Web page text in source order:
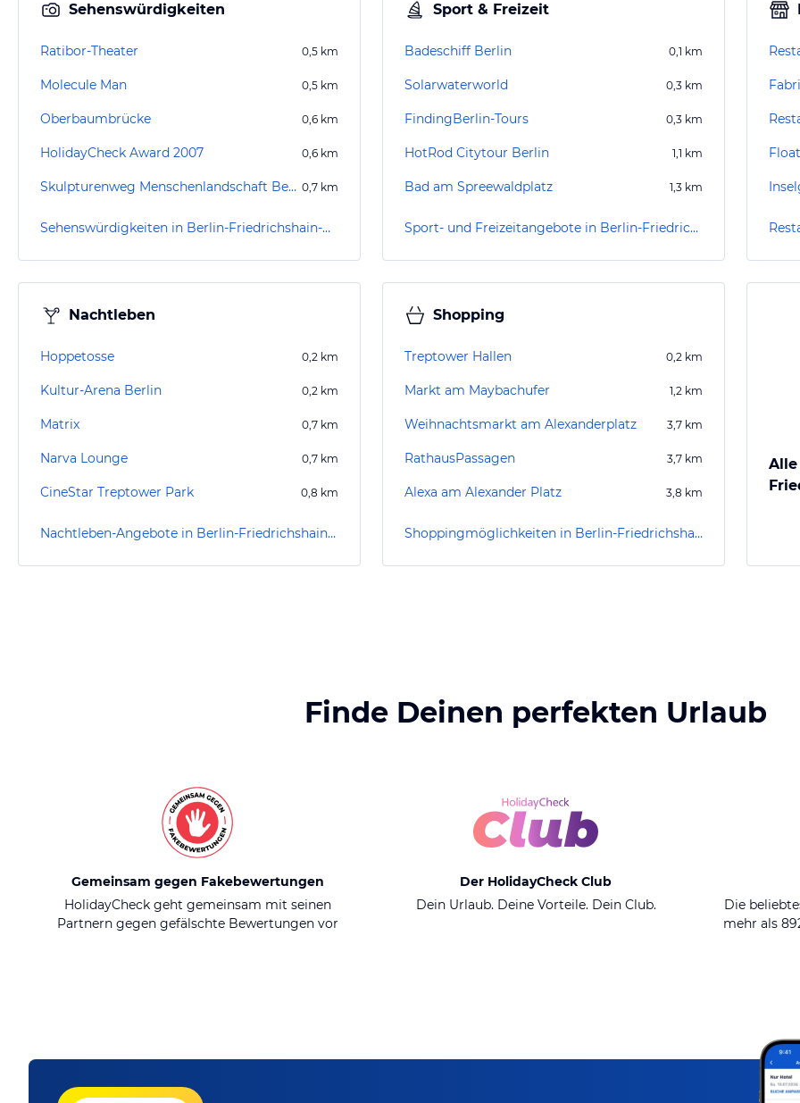
Sehenswürdigkeiten
Ratibor-Theater 0,5 km
Molecule Man 0,5 km
Oberbaumbrücke 0,6 km
HolidayCheck Award 2007 0,6 km
Skulpturenweg Menschenlandschaft Berlin 0,7 km
Sehenswürdigkeiten in Berlin-Friedrichshain-Kreuzberg
Sport & Freizeit
Badeschiff Berlin 0,1 km
Solarwaterworld 0,3 km
FindingBerlin-Tours 0,3 km
HotRod Citytour Berlin 1,1 km
Bad am Spreewaldplatz 1,3 km
Sport- und Freizeitangebote in Berlin-Friedrichshain-Kreuzberg
Nachtleben
Hoppetosse 0,2 km
Kultur-Arena Berlin 0,2 km
Matrix 0,7 km
Narva Lounge 0,7 km
CineStar Treptower Park 0,8 km
Nachtleben-Angebote in Berlin-Friedrichshain-Kreuzberg
Shopping
Treptower Hallen 0,2 km
Markt am Maybachufer 1,2 km
Weihnachtsmarkt am Alexanderplatz 3,7 km
RathausPassagen 3,7 km
Alexa am Alexander Platz 3,8 km
Shoppingmöglichkeiten in Berlin-Friedrichshain-Kreuzberg
Finde Deinen perfekten Urlaub
Gemeinsam gegen Fakebewertungen
HolidayCheck geht gemeinsam mit seinen
Partnern gegen gefälschte Bewertungen vor
Der HolidayCheck Club
Dein Urlaub. Deine Vorteile. Dein Club.
Die
mehr als